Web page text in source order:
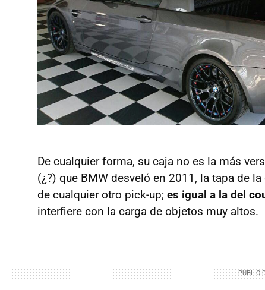
De cualquier forma, su caja no es la más
(¿?) que BMW desveló en 2011, la tapa de
de cualquier otro pick-up; es igual a la del
interfiere con la carga de objetos muy altos.